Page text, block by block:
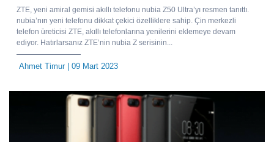
ZTE, yeni amiral gemisi akıllı telefonu nubia Z50 Ultra’yı resmen tanıttı.
nubia’nın yeni telefonu dikkat çekici özelliklere sahip. Çin merkezli
telefon üreticisi ZTE, akıllı telefonlarına yenilerini eklemeye devam
ediyor. Hatırlarsanız ZTE’nin nubia Z serisinin...
Ahmet Timur| 09 Mart 2023